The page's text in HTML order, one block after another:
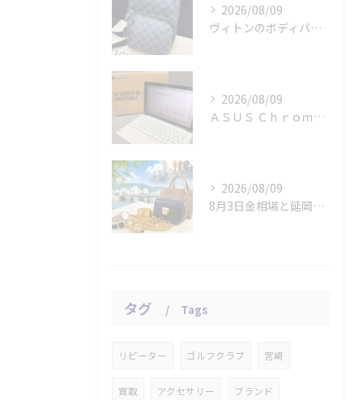
2026/08/09
ヴィトンのボディバッグ「ダミエ グラフィット アヴェニュー」...
2026/08/09
ＡＳＵＳ Ｃｈｒｏｍｅｂｏｏｋのタブレット パソコンをお買取...
2026/08/09
8月3日金相場と延岡市の貴金属・ブランド品査定
タグ Tags
リピーター ゴルフクラブ 宮崎
買取 アクセサリー ブランド